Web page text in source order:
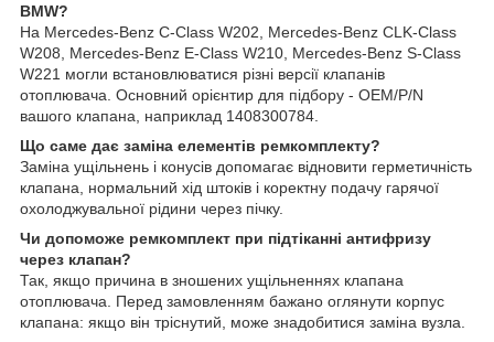
BMW?
На Mercedes-Benz C-Class W202, Mercedes-Benz CLK-Class
W208, Mercedes-Benz E-Class W210, Mercedes-Benz S-Class
W221 могли встановлюватися різні версії клапанів
отоплювача. Основний орієнтир для підбору - OEM/P/N
вашого клапана, наприклад 1408300784.
Що саме дає заміна елементів ремкомплекту?
Заміна ущільнень і конусів допомагає відновити герметичність
клапана, нормальний хід штоків і коректну подачу гарячої
охолоджувальної рідини через пічку.
Чи допоможе ремкомплект при підтіканні антифризу
через клапан?
Так, якщо причина в зношених ущільненнях клапана
отоплювача. Перед замовленням бажано оглянути корпус
клапана: якщо він тріснутий, може знадобитися заміна вузла.